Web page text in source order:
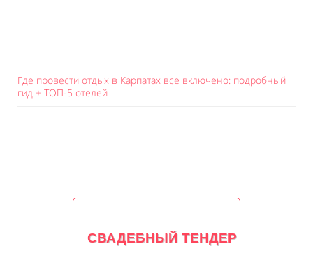
Где провести отдых в Карпатах все включено: подробный
гид + ТОП-5 отелей
СВАДЕБНЫЙ ТЕНДЕР